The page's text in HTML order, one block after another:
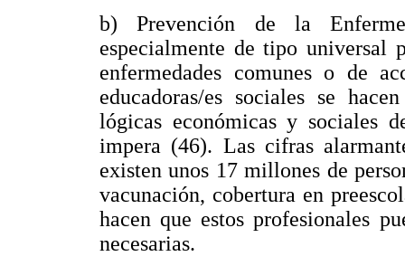
b) Prevención de la
especialmente de tipo universal
enfermedades comunes o de
educadoras/es sociales se
lógicas económicas y sociales
impera (46). Las cifras
existen unos 17 millones de
vacunación, cobertura en
hacen que estos profesionales
necesarias.